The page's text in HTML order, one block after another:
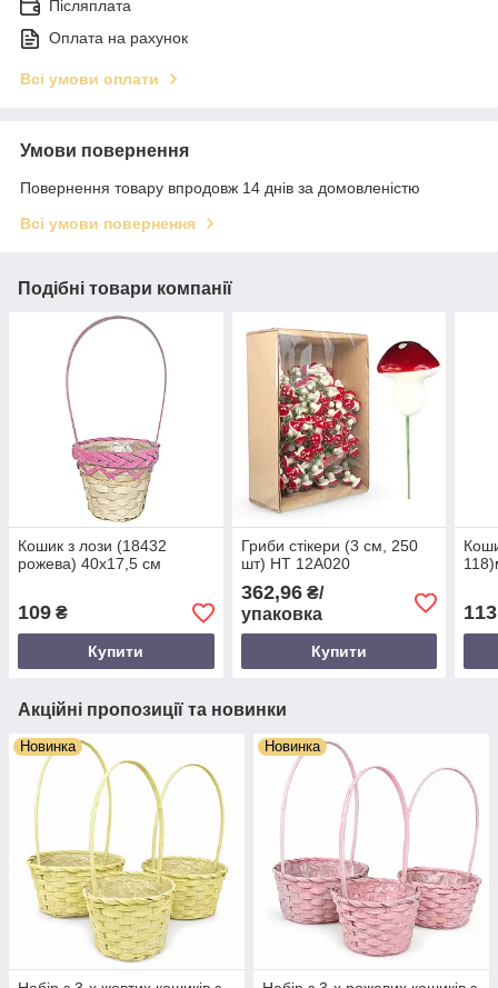
Післяплата
Оплата на рахунок
Всі умови оплати
Умови повернення
Повернення товару впродовж 14 днів за домовленістю
Всі умови повернення
Подібні товари компанії
Кошик з лози (18432
рожева) 40х17,5 см
109 ₴
Купити
Гриби стікери (3 см, 250
шт) HT 12A020
362,96₴/
упаковка
Купити
Акційні пропозиції та новинки
Новинка Новинка